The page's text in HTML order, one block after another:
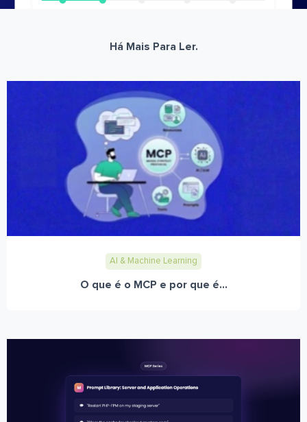
Há Mais Para Ler.
AI & Machine Learning
O que é o MCP e por que é...